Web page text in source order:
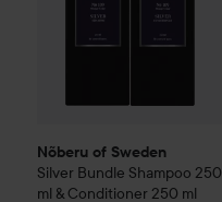
Nõberu of Sweden
Silver Bundle Shampoo 250
ml & Conditioner 250 ml